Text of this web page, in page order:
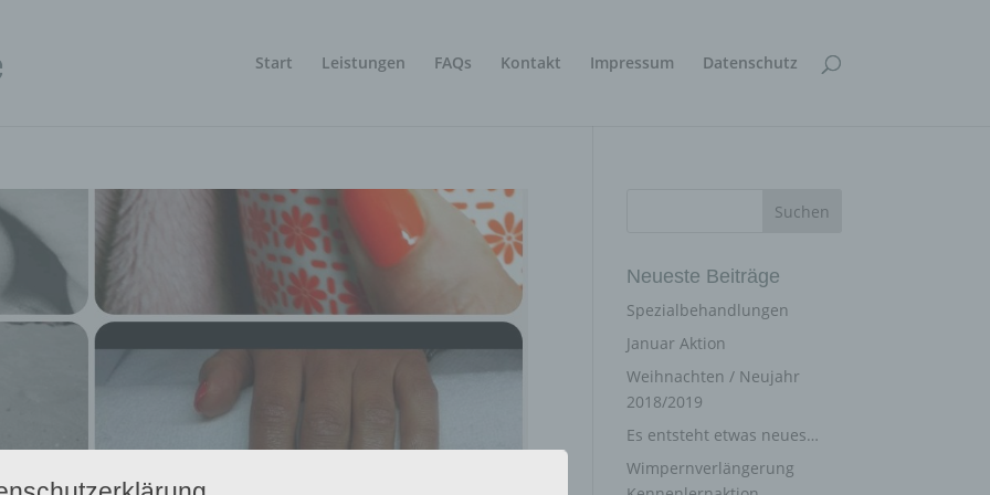
Start Leistungen FAQs Kontakt Impressum Datenschutz
Neueste Beiträge
Spezialbehandlungen
Januar Aktion
Weihnachten / Neujahr
2018/2019
Es entsteht etwas neues…
Wimpernverlängerung